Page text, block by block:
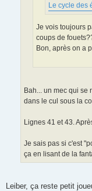
Le cycle des
Je vois toujours
coups de
Bon, après on a
Bah... un mec qui
dans le cul sous la
Lignes 41 et 43.
Je sais pas si c'est
ça en lisant de la
Leiber, ça reste petit